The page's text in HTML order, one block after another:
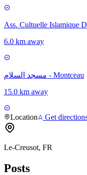
Ass. Cultuelle Islamique
6.0 km away
مسجد السلام - Montceau
15.0 km away
Location Get
Le-Creusot, FR
Posts